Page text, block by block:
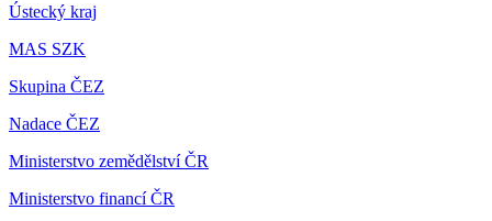
Ústecký kraj
MAS SZK
Skupina ČEZ
Nadace ČEZ
Ministerstvo zemědělství ČR
Ministerstvo financí ČR